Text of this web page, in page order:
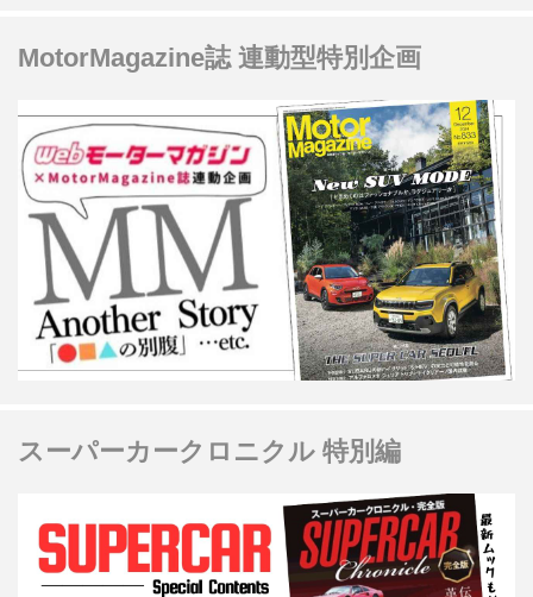
MotorMagazine誌 連動型特別企画
スーパーカークロニクル 特別編